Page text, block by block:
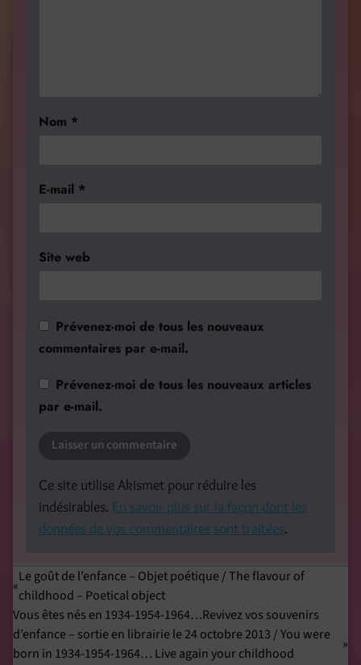
Nom *
E-mail *
Site web
Prévenez-moi de tous les nouveaux
commentaires par e-mail.
Prévenez-moi de tous les nouveaux articles
par e-mail.
Ce site utilise Akismet pour réduire les
indésirables. En savoir plus sur la façon dont les
données de vos commentaires sont traitées.
Le goût de l’enfance – Objet poétique / The flavour of
childhood – Poetical object
Vous êtes nés en 1934-1954-1964…Revivez vos souvenirs
d’enfance – sortie en librairie le 24 octobre 2013 / You were
born in 1934-1954-1964… Live again your childhood